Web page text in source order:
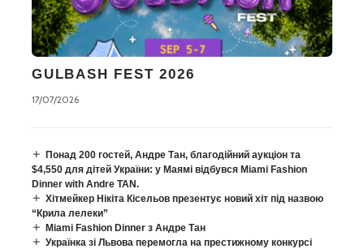
GULBASH FEST 2026
17/07/2026
Понад 200 гостей, Андре Тан, благодійний аукціон та
$4,550 для дітей України: у Маямі відбувся Miami Fashion
Dinner with Andre TAN.
Хітмейкер Нікіта Кісельов презентує новий хіт під назвою
“Крила лелеки”
Miami Fashion Dinner з Андре Тан
Українка зі Львова перемогла на престижному конкурсі